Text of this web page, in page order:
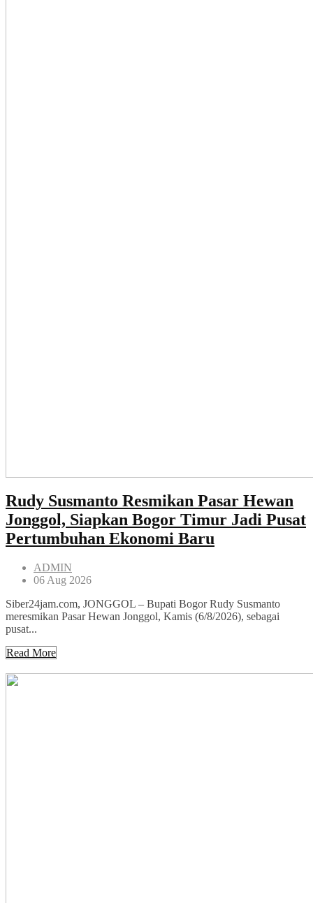
Rudy Susmanto Resmikan Pasar Hewan
Jonggol, Siapkan Bogor Timur Jadi Pusat
Pertumbuhan Ekonomi Baru
ADMIN
06 Aug 2026
Siber24jam.com, JONGGOL – Bupati Bogor Rudy Susmanto
meresmikan Pasar Hewan Jonggol, Kamis (6/8/2026), sebagai
pusat...
Read More